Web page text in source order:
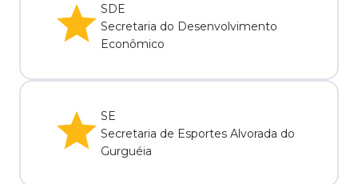
SDE
Secretaria do Desenvolvimento
Econômico
SE
Secretaria de Esportes Alvorada do
Gurguéia